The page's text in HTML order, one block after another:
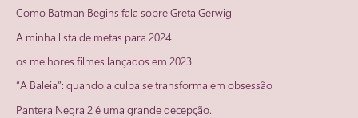
uma
Jovem
Chamas
Como Batman Begins fala sobre Greta Gerwig
A minha lista de metas para 2024
os melhores filmes lançados em 2023
“A Baleia”: quando a culpa se transforma em obsessão
Pantera Negra 2 é uma grande decepção.